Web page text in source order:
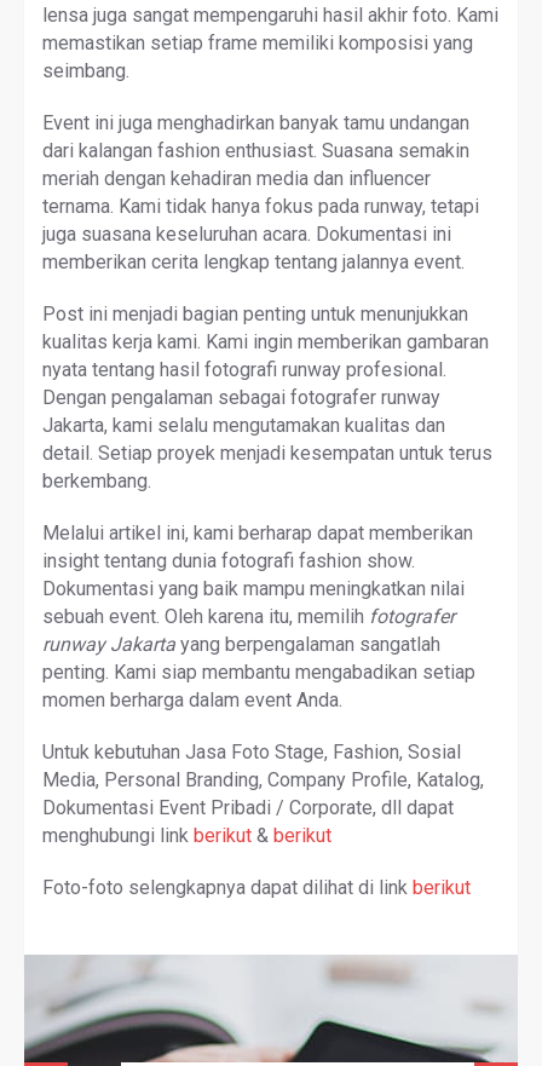
lensa juga sangat mempengaruhi hasil akhir foto. Kami
memastikan setiap frame memiliki komposisi yang
seimbang.
Event ini juga menghadirkan banyak tamu undangan
dari kalangan fashion enthusiast. Suasana semakin
meriah dengan kehadiran media dan influencer
ternama. Kami tidak hanya fokus pada runway, tetapi
juga suasana keseluruhan acara. Dokumentasi ini
memberikan cerita lengkap tentang jalannya event.
Post ini menjadi bagian penting untuk menunjukkan
kualitas kerja kami. Kami ingin memberikan gambaran
nyata tentang hasil fotografi runway profesional.
Dengan pengalaman sebagai fotografer runway
Jakarta, kami selalu mengutamakan kualitas dan
detail. Setiap proyek menjadi kesempatan untuk terus
berkembang.
Melalui artikel ini, kami berharap dapat memberikan
insight tentang dunia fotografi fashion show.
Dokumentasi yang baik mampu meningkatkan nilai
sebuah event. Oleh karena itu, memilih fotografer
runway Jakarta yang berpengalaman sangatlah
penting. Kami siap membantu mengabadikan setiap
momen berharga dalam event Anda.
Untuk kebutuhan Jasa Foto Stage, Fashion, Sosial
Media, Personal Branding, Company Profile, Katalog,
Dokumentasi Event Pribadi / Corporate, dll dapat
menghubungi link berikut & berikut
Foto-foto selengkapnya dapat dilihat di link berikut